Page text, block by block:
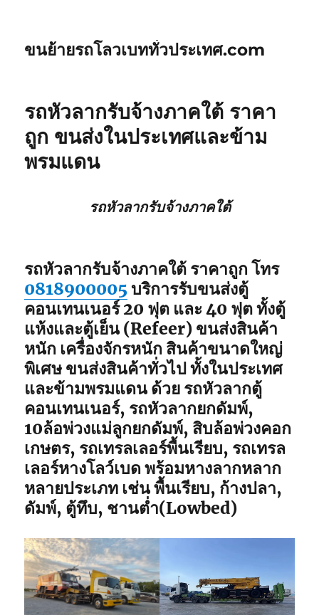
ขนย้ายรถโลวเบททั่วประเทศ.com
รถหัวลากรับจ้างภาคใต้ ราคา
ถูก ขนส่งในประเทศและข้าม
พรมแดน
รถหัวลากรับจ้างภาคใต้
รถหัวลากรับจ้างภาคใต้ ราคาถูก โทร
0818900005 บริการรับขนส่งตู้
คอนเทนเนอร์ 20 ฟุต และ 40 ฟุต ทั้งตู้
แห้งและตู้เย็น (Refeer) ขนส่งสินค้า
หนัก เครื่องจักรหนัก สินค้าขนาดใหญ่
พิเศษ ขนส่งสินค้าทั่วไป ทั้งในประเทศ
และข้ามพรมแดน ด้วย รถหัวลากตู้
คอนเทนเนอร์, รถหัวลากยกดัมพ์,
10ล้อพ่วงแม่ลูกยกดัมพ์, สิบล้อพ่วงคอก
เกษตร, รถเทรลเลอร์พื้นเรียบ, รถเทรล
เลอร์หางโลว์เบด พร้อมหางลากหลาก
หลายประเภท เช่น พื้นเรียบ, ก้างปลา,
ดัมพ์, ตู้ทึบ, ชานต่ำ(Lowbed)